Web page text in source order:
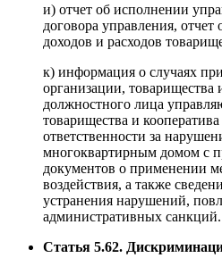
и) отчет об исполнении
договора управления,
доходов и расходов
к) информация о случаях
организации, товарищества
должностного лица
товарищества и
ответственности за
многоквартирным домом с
документов о применении
воздействия, а также
устранения нарушений,
административных санкций.
Статья 5.62.